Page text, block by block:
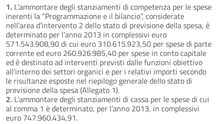
1. L’ammontare degli stanziamenti di competenza per le spese
inerenti la “Programmazione e il bilancio”, considerate
nell’area d’intervento 2 dello stato di previsione della spesa, è
determinato per l’anno 2013 in complessivi euro
571.543.908,90 di cui euro 310.615.923,50 per spese di parte
corrente ed euro 260.926.985,40 per spese in conto capitale
ed è destinato ad interventi previsti dalle funzioni obiettivo
all’interno dei settori organici e per i relativi importi secondo
le risultanze esposte nel riepilogo generale dello stato di
previsione della spesa (Allegato 1).
2. L’ammontare degli stanziamenti di cassa per le spese di cui
al comma 1 è determinato, per l’anno 2013, in complessivi
euro 747.960.434,91.